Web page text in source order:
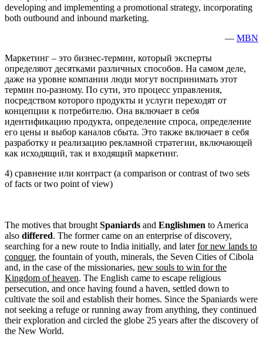
developing and implementing a promotional strategy, incorporating
both outbound and inbound marketing.
— MBN
Маркетинг – это бизнес-термин, который эксперты
определяют десятками различных способов. На самом деле,
даже на уровне компании люди могут воспринимать этот
термин по-разному. По сути, это процесс управления,
посредством которого продукты и услуги переходят от
концепции к потребителю. Она включает в себя
идентификацию продукта, определение спроса, определение
его цены и выбор каналов сбыта. Это также включает в себя
разработку и реализацию рекламной стратегии, включающей
как исходящий, так и входящий маркетинг.
4) сравнение или контраст (a comparison or contrast of two sets
of facts or two point of view)
The motives that brought Spaniards and Englishmen to America
also differed. The former came on an enterprise of discovery,
searching for a new route to India initially, and laterfor new lands to
conquer, the fountain of youth, minerals, the Seven Cities of Cibola
and, in the case of the missionaries, new souls to win for the
Kingdom of heaven. The English came to escape religious
persecution, and once having found a haven, settled down to
cultivate the soil and establish their homes. Since the Spaniards were
not seeking a refuge or running away from anything, they continued
their exploration and circled the globe 25 years after the discovery of
the New World.